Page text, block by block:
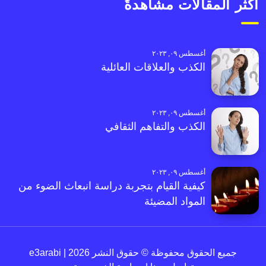
أكثر المقالات مشاهدةً
أغسطس ٠٩, ٢٠٢٣
الكذب والعلاقات العائلية
أغسطس ٠٩, ٢٠٢٣
الكذب والتفاهم الثقافي
أغسطس ٠٩, ٢٠٢٣
كيفية القيام بتجربة دراسة انبعاث الضوء من
المواد المضيئة
جميع الحقوق محفوظة © حقوق النشر 2026 | e3arabi